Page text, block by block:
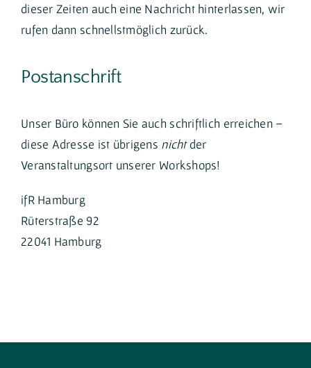
dieser Zeiten auch eine Nachricht hinterlassen, wir
rufen dann schnellstmöglich zurück.
Postanschrift
Unser Büro können Sie auch schriftlich erreichen –
diese Adresse ist übrigens nichtder
Veranstaltungsort unserer Workshops!
ifR Hamburg
Rüterstraße 92
22041 Hamburg